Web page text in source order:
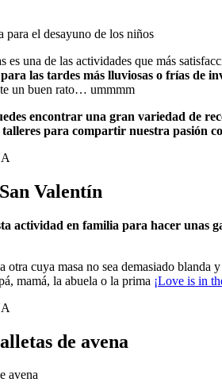
para el desayuno de los niños
es una de las actividades que más
las tardes más lluviosas o frías de
un buen rato… ummmm
encontrar una gran variedad de
talleres para compartir nuestra pasión
Valentín
actividad en familia para hacer unas
otra cuya masa no sea demasiado
mamá, la abuela o la prima ¡Love is in
de avena
avena